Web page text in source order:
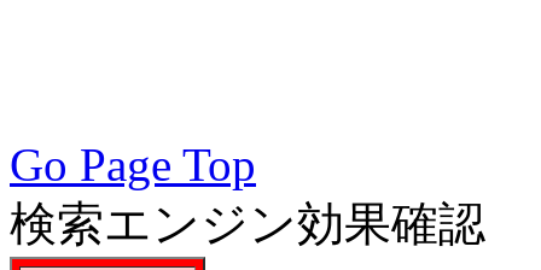
Go Page Top
検索エンジン効果確認